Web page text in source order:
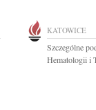
KATOWICE
Szczególne
Hematologii i